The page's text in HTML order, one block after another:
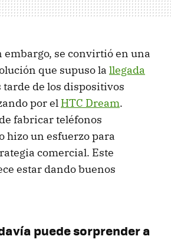
embargo, se convirtió en una
que supuso la llegada
tarde de los dispositivos
por el HTC Dream.
fabricar teléfonos
hizo un esfuerzo para
comercial. Este
estar dando buenos
puede sorprender a